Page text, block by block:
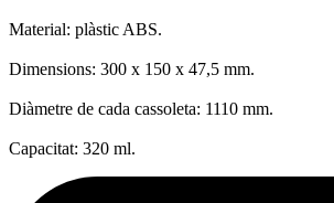
Material: plàstic ABS.
Dimensions: 300 x 150 x 47,5 mm.
Diàmetre de cada cassoleta: 1110 mm.
Capacitat: 320 ml.